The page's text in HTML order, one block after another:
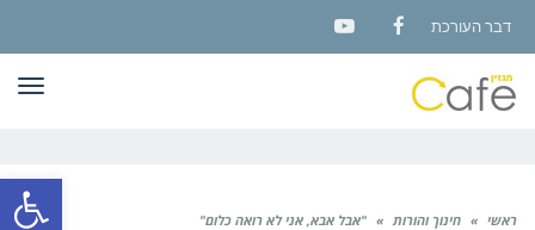
פתח
דבר העורכת
Facebook
YouTube
ראשי » חינוך והורות » "אבל אבא, אני לא רואה כלום"